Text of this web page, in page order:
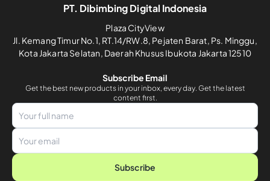
PT. Dibimbing Digital Indonesia
Plaza CityView
Jl. Kemang Timur No.1, RT.14/RW.8, Pejaten Barat, Ps. Minggu,
Kota Jakarta Selatan, Daerah Khusus Ibukota Jakarta 12510
Subscribe Email
Get the best new products in your inbox, every day. Get the latest
content first.
Subscribe